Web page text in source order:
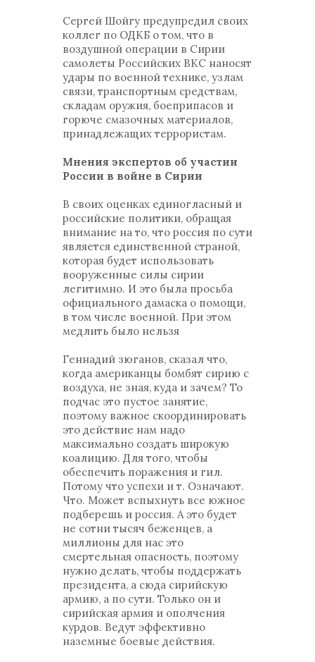
Сергей Шойгу предупредил своих
коллег по ОДКБ о том, что в
воздушной операции в Сирии
самолеты Российских ВКС наносят
удары по военной технике, узлам
связи, транспортным средствам,
складам оружия, боеприпасов и
горюче смазочных материалов,
принадлежащих террористам.
Мнения экспертов об участии
России в войне в Сирии
В своих оценках единогласный и
российские политики, обращая
внимание на то, что россия по сути
является единственной страной,
которая будет использовать
вооруженные силы сирии
легитимно. И это была просьба
официального дамаска о помощи,
в том числе военной. При этом
медлить было нельзя
Геннадий зюганов, сказал что,
когда американцы бомбят сирию с
воздуха, не зная, куда и зачем? То
подчас это пустое занятие,
поэтому важное скоординировать
это действие нам надо
максимально создать широкую
коалицию. Для того, чтобы
обеспечить поражения и гил.
Потому что успехи и т. Означают.
Что. Может вспыхнуть все южное
подберешь и россия. А это будет
не сотни тысяч беженцев, а
миллионы для нас это
смертельная опасность, поэтому
нужно делать, чтобы поддержать
президента, а сюда сирийскую
армию, а по сути. Только он и
сирийская армия и ополчения
курдов. Ведут эффективно
наземные боевые действия.